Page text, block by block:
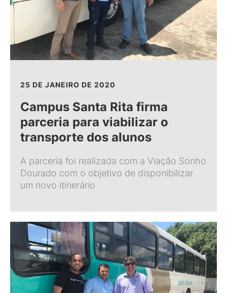
25 DE JANEIRO DE 2020
Campus Santa Rita firma
parceria para viabilizar o
transporte dos alunos
A parceria foi realizada com a Viação Sonho
Dourado com o objetivo de disponibilizar
um novo itinerário